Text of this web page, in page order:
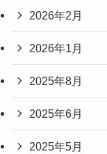
2026年2月
2026年1月
2025年8月
2025年6月
2025年5月